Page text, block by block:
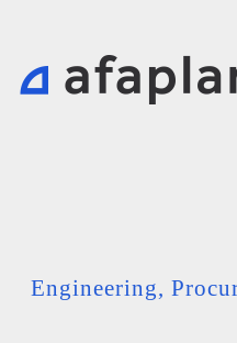
Engineering,